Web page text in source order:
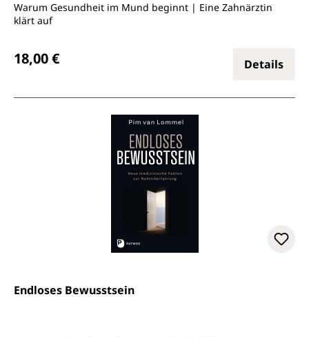
Warum Gesundheit im Mund beginnt | Eine Zahnärztin
klärt auf
18,00 € Details
Endloses Bewusstsein